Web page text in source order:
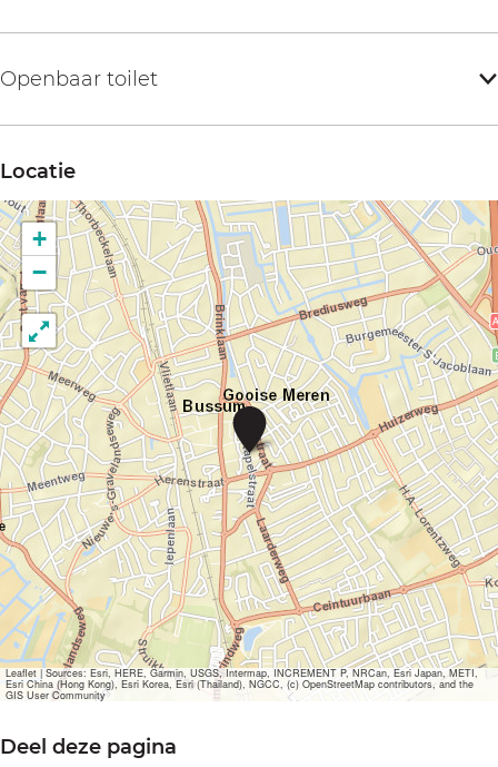
Openbaar toilet
Locatie
C
à
o
+
−
Leaflet|Sources: Esri, HERE, Garmin, USGS, Intermap, INCREMENT P, NRCan, Esri Japan, METI,
Esri China (Hong Kong), Esri Korea, Esri (Thailand), NGCC, (c) OpenStreetMap contributors, and the
GIS User Community
Deel deze pagina